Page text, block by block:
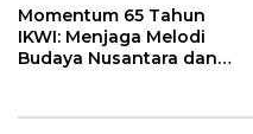
Wujudkan Desa Maju
Momentum 65 Tahun
IKWI: Menjaga Melodi
Budaya Nusantara dan